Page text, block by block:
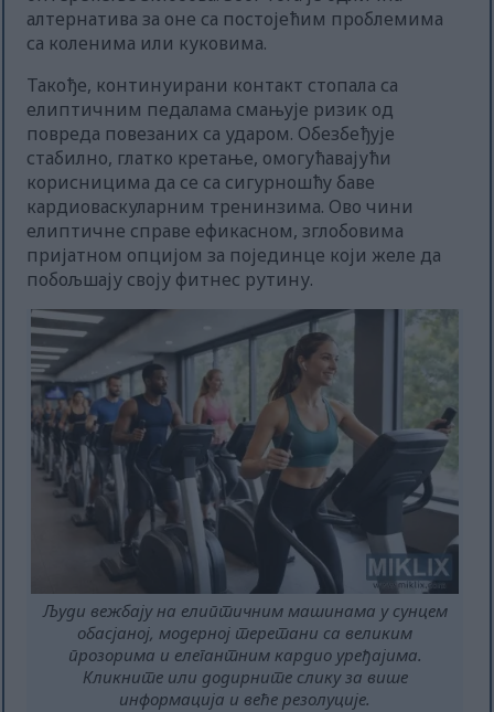
алтернатива за оне са постојећим проблемима
са коленима или куковима.
Такође, континуирани контакт стопала са
елиптичним педалама смањује ризик од
повреда повезаних са ударом. Обезбеђује
стабилно, глатко кретање, омогућавајући
корисницима да се са сигурношћу баве
кардиоваскуларним тренинзима. Ово чини
елиптичне справе ефикасном, зглобовима
пријатном опцијом за појединце који желе да
побољшају своју фитнес рутину.
Људи вежбају на елиптичним машинама у сунцем
обасјаној, модерној теретани са великим
прозорима и елегантним кардио уређајима.
Кликните или додирните слику за више
информација и веће резолуције.